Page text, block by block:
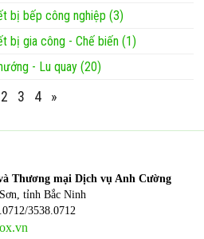
bị bếp công nghiệp (3)
bị gia công - Chế biến (1)
- Lu quay (20)
2 3 4 »
Thương mại Dịch vụ Anh Cường
tỉnh Bắc Ninh
3538.0712